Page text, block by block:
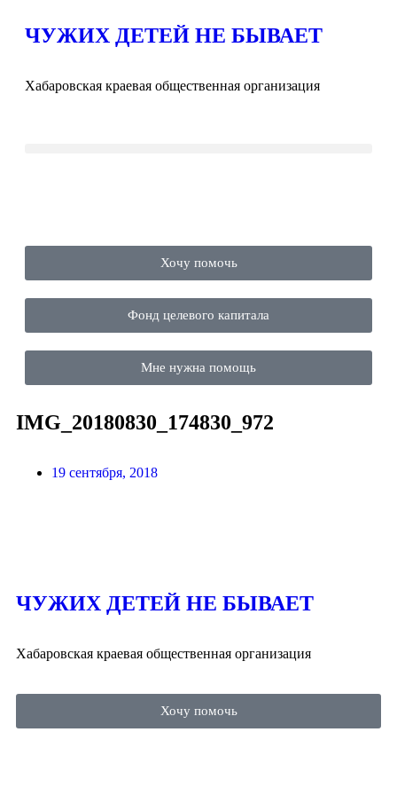
ЧУЖИХ ДЕТЕЙ НЕ БЫВАЕТ
Хабаровская краевая общественная организация
Хочу помочь
Фонд целевого капитала
Мне нужна помощь
IMG_20180830_174830_972
19 сентября, 2018
ЧУЖИХ ДЕТЕЙ НЕ БЫВАЕТ
Хабаровская краевая общественная организация
Хочу помочь